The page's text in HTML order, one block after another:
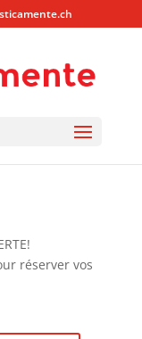
réserver vos